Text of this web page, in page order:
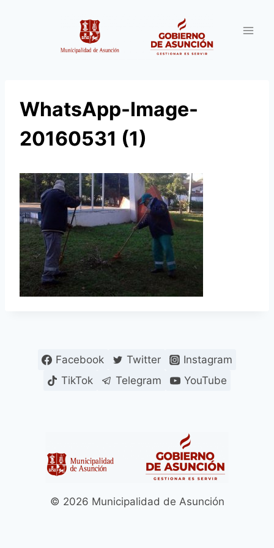
WhatsApp-Image-
20160531 (1)
Facebook Twitter
Instagram
TikTok
Telegram YouTube
© 2026 Municipalidad de Asunción